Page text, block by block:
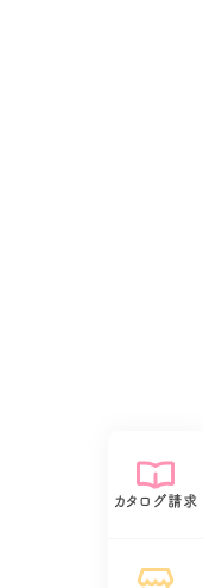
カタログ請求